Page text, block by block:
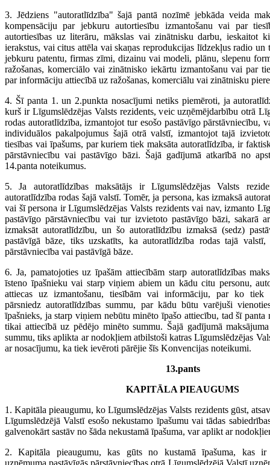
3. Jēdziens "autoratlīdzība" šajā pantā nozīmē jebkāda veida
kompensāciju par jebkuru autortiesību izmantošanu vai par
autortiesības uz literāru, mākslas vai zinātnisku darbu, ieskaitot
ierakstus, vai citus attēla vai skaņas reprodukcijas līdzekļus radio un
jebkuru patentu, firmas zīmi, dizainu vai modeli, plānu, slepenu
ražošanas, komerciālo vai zinātnisko iekārtu izmantošanu vai par
par informāciju attiecībā uz ražošanas, komerciālu vai zinātnisku
4. Šī panta 1. un 2.punkta nosacījumi netiks piemēroti, ja
kurš ir Līgumslēdzējas Valsts rezidents, veic uzņēmējdarbību otrā
rodas autoratlīdzība, izmantojot tur esošo pastāvīgo pārstāvniecību,
individuālos pakalpojumus šajā otrā valstī, izmantojot tajā
tiesības vai īpašums, par kuriem tiek maksāta autoratlīdzība, ir
pārstāvniecību vai pastāvīgo bāzi. Šajā gadījumā atkarībā no
14.panta noteikumus.
5. Ja autoratlīdzības maksātājs ir Līgumslēdzējas Valsts
autoratlīdzība rodas šajā valstī. Tomēr, ja persona, kas izmaksā
vai šī persona ir Līgumslēdzējas Valsts rezidents vai nav, izmanto
pastāvīgo pārstāvniecību vai tur izvietoto pastāvīgo bāzi, sakarā
izmaksāt autoratlīdzību, un šo autoratlīdzību izmaksā (sedz)
pastāvīgā bāze, tiks uzskatīts, ka autoratlīdzība rodas tajā valstī,
pārstāvniecība vai pastāvīgā bāze.
6. Ja, pamatojoties uz īpašām attiecībām starp autoratlīdzības
īsteno īpašnieku vai starp viņiem abiem un kādu citu personu,
attiecas uz izmantošanu, tiesībām vai informāciju, par ko tiek
pārsniedz autoratlīdzības summu, par kādu būtu varējuši
īpašnieks, ja starp viņiem nebūtu minēto īpašo attiecību, tad šī
tikai attiecībā uz pēdējo minēto summu. Šajā gadījumā
summu, tiks aplikta ar nodokļiem atbilstoši katras Līgumslēdzējas
ar nosacījumu, ka tiek ievēroti pārējie šīs Konvencijas noteikumi.
13.pants
KAPITĀLA PIEAUGUMS
1. Kapitāla pieaugumu, ko Līgumslēdzējas Valsts rezidents gūst,
Līgumslēdzējā Valstī esošo nekustamo īpašumu vai tādas
galvenokārt sastāv no šāda nekustamā īpašuma, var aplikt ar
2. Kapitāla pieaugumu, kas gūts no kustamā īpašuma, kas ir
uzņēmuma pastāvīgās pārstāvniecības otrā Līgumslēdzējā Valstī